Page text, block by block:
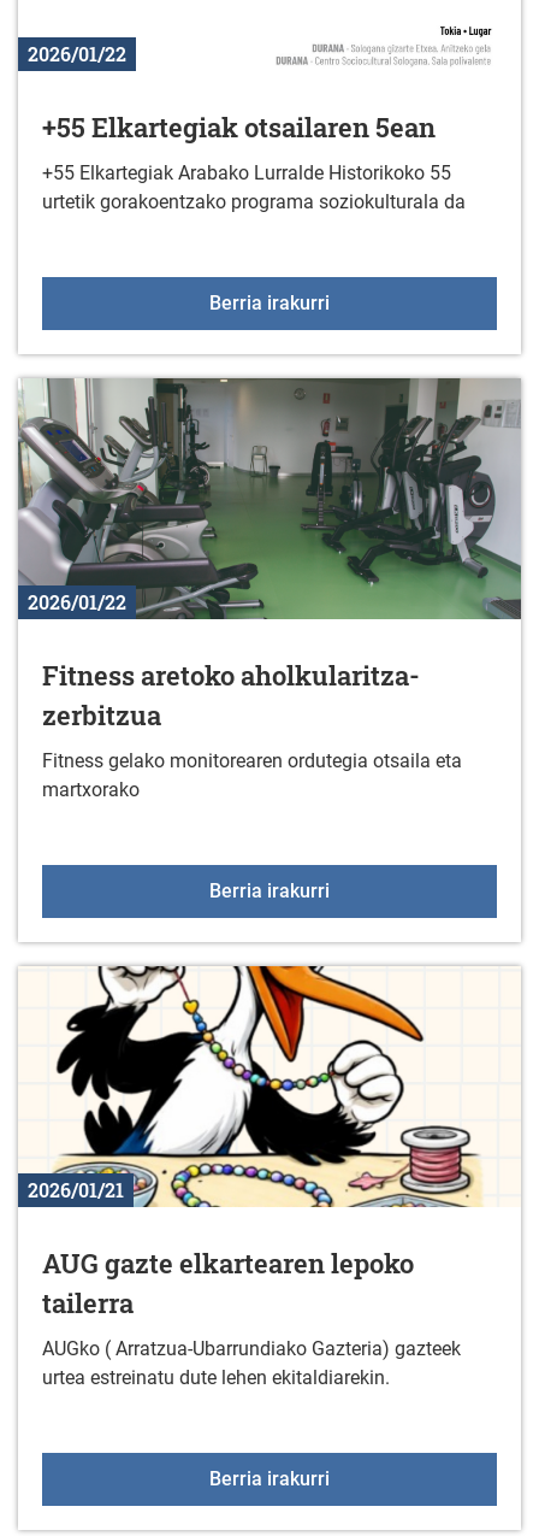
2026/01/22
+55 Elkartegiak otsailaren 5ean
+55 Elkartegiak Arabako Lurralde Historikoko 55
urtetik gorakoentzako programa soziokulturala da
Berria irakurri
2026/01/22
Fitness aretoko aholkularitza-
zerbitzua
Fitness gelako monitorearen ordutegia otsaila eta
martxorako
Berria irakurri
2026/01/21
AUG gazte elkartearen lepoko
tailerra
AUGko ( Arratzua-Ubarrundiako Gazteria) gazteek
urtea estreinatu dute lehen ekitaldiarekin.
Berria irakurri